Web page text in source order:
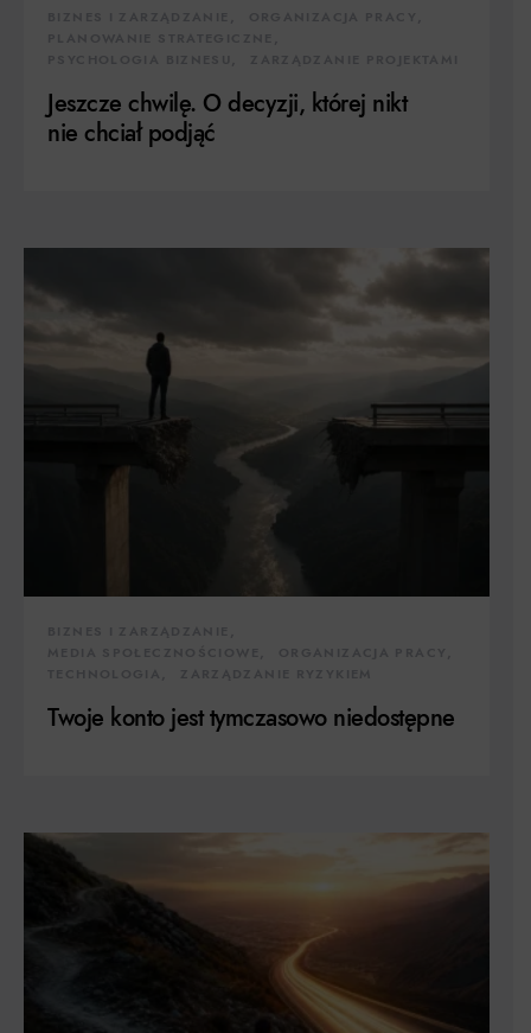
Jeszcze chwilę. O decyzji, której nikt
nie chciał podjąć
Twoje konto jest tymczasowo niedostępne